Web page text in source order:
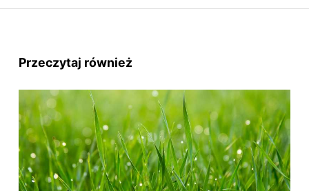
Przeczytaj również